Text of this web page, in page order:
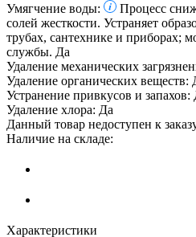
Умягчение воды:
Процесс
солей жесткости. Устраняет
трубах, сантехнике и приборах;
службы. Да
Удаление механических
Удаление органических веществ:
Устранение привкусов и запахов:
Удаление хлора: Да
Данный товар недоступен к
Наличие на складе:
Характеристики